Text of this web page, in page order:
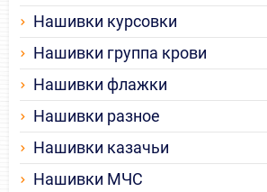
Нашивки курсовки
Нашивки группа крови
Нашивки флажки
Нашивки разное
Нашивки казачьи
Нашивки МЧС